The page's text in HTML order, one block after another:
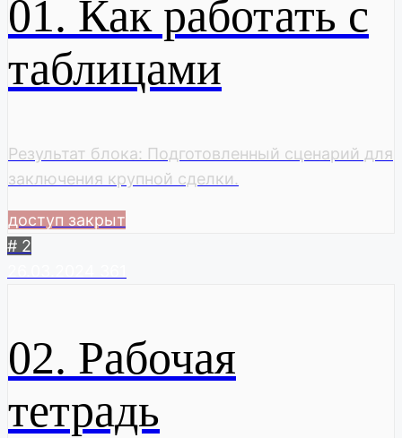
01. Как работать с
таблицами
Результат блока: Подготовленный сценарий для
заключения крупной сделки.
доступ закрыт
# 2
02. Рабочая
тетрадь